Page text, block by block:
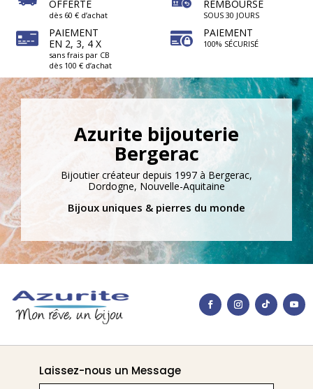
OFFERTE
dès 60 € d’achat
PAIEMENT
EN 2, 3, 4 X
sans frais par CB
dès 100 € d’achat
REMBOURSÉ
SOUS 30 JOURS
PAIEMENT
100% SÉCURISÉ
Azurite bijouterie
Bergerac
Bijoutier créateur depuis 1997 à Bergerac,
Dordogne, Nouvelle-Aquitaine
Bijoux uniques & pierres du monde
Laissez-nous un Message